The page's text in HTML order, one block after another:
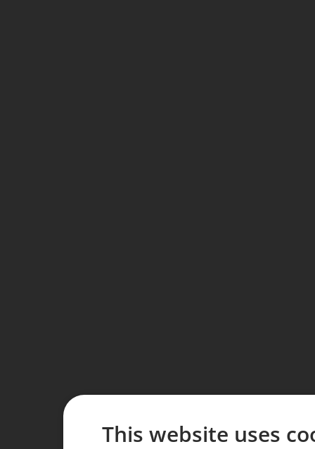
This website uses